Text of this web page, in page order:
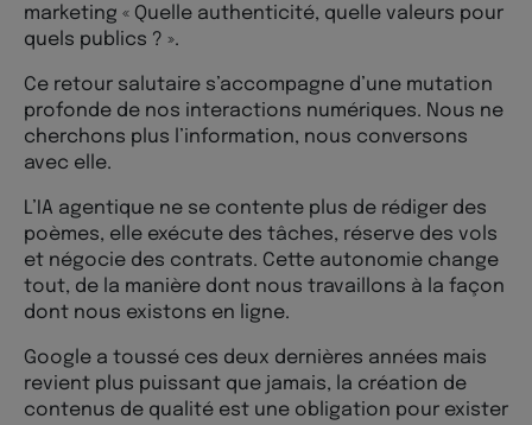
marketing « Quelle authenticité, quelle valeurs pour
quels publics ? ».
Ce retour salutaire s’accompagne d’une mutation
profonde de nos interactions numériques. Nous ne
cherchons plus l’information, nous conversons
avec elle.
L’IA agentique ne se contente plus de rédiger des
poèmes, elle exécute des tâches, réserve des vols
et négocie des contrats. Cette autonomie change
tout, de la manière dont nous travaillons à la façon
dont nous existons en ligne.
Google a toussé ces deux dernières années mais
revient plus puissant que jamais, la création de
contenus de qualité est une obligation pour exister